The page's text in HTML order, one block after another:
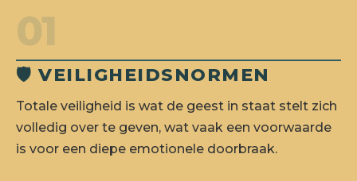
01
🛡️ VEILIGHEIDSNORMEN
Totale veiligheid is wat de geest in staat stelt zich
volledig over te geven, wat vaak een voorwaarde
is voor een diepe emotionele doorbraak.